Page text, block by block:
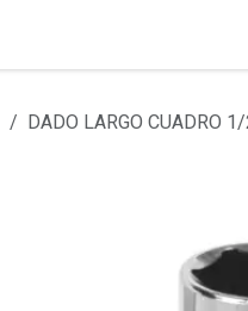
DADO LARGO CUADRO